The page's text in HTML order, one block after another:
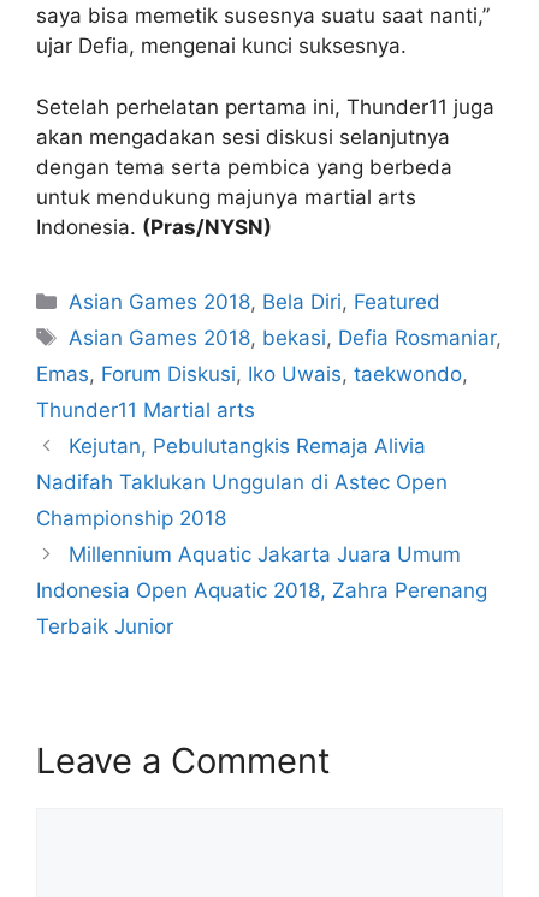
saya bisa memetik susesnya suatu saat nanti,”
ujar Defia, mengenai kunci suksesnya.
Setelah perhelatan pertama ini, Thunder11 juga
akan mengadakan sesi diskusi selanjutnya
dengan tema serta pembica yang berbeda
untuk mendukung majunya martial arts
Indonesia. (Pras/NYSN)
Asian Games 2018, Bela Diri, Featured
Asian Games 2018, bekasi, Defia Rosmaniar,
Emas, Forum Diskusi, Iko Uwais, taekwondo,
Thunder11 Martial arts
Kejutan, Pebulutangkis Remaja Alivia
Nadifah Taklukan Unggulan di Astec Open
Championship 2018
Millennium Aquatic Jakarta Juara Umum
Indonesia Open Aquatic 2018, Zahra Perenang
Terbaik Junior
Leave a Comment